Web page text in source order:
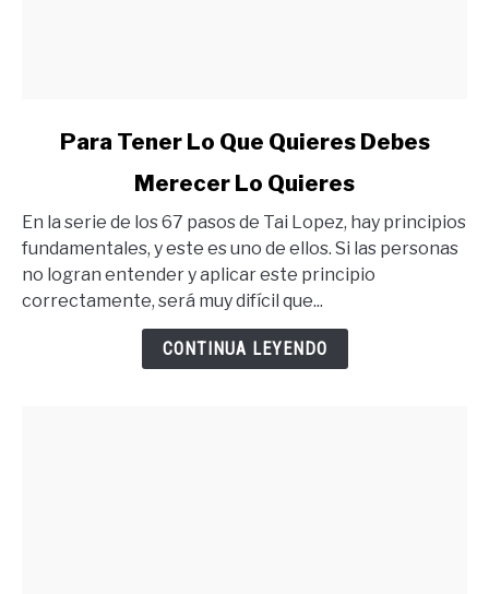
Tener
Lo
Que
Quieres
Para Tener Lo Que Quieres Debes
Merecer Lo Quieres
En la serie de los 67 pasos de Tai Lopez, hay principios
fundamentales, y este es uno de ellos. Si las personas
no logran entender y aplicar este principio
correctamente, será muy difícil que...
CONTINUA LEYENDO